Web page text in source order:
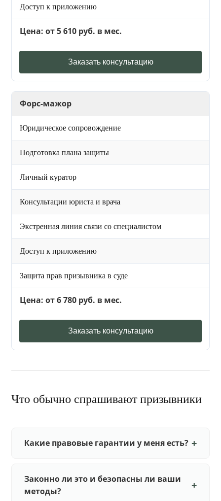
Доступ к приложению
Цена: от 5 610 руб. в мес.
Заказать консультацию
Форс-мажор
Юридическое сопровождение
Подготовка плана защиты
Личный куратор
Консультации юриста и врача
Экстренная линия связи со специалистом
Доступ к приложению
Защита прав призывника в суде
Цена: от 6 780 руб. в мес.
Заказать консультацию
Что обычно спрашивают призывники
Какие правовые гарантии у меня есть?
Законно ли это и безопасны ли ваши
методы?